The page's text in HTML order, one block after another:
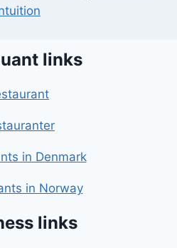
links
in Denmark
in Norway
links